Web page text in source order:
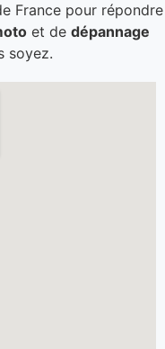
France pour répondre
et de dépannage
soyez.